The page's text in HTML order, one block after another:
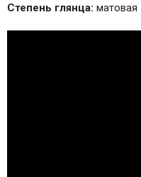
Степень глянца: матовая